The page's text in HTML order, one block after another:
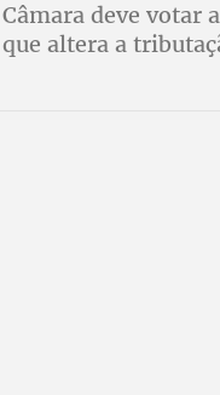
Câmara deve votar
que altera a